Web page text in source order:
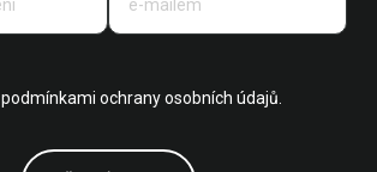
podmínkami ochrany osobních údajů.